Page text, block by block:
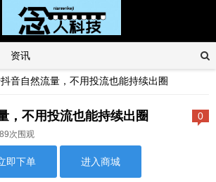
资讯
音自然流量，不用投流也能持续出圈
0
，不用投流也能持续出圈
次围观
即下单 进入商城